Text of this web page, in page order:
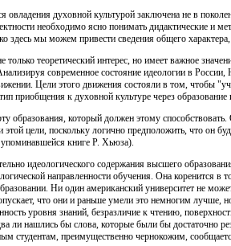
овладения духовной культурой заключена не в
необходимо ясно понимать дидактические и
здесь мы можем привести сведения общего
теоретический интерес, но имеет важное
современное состояние идеологии в
Цели этого движения состояли в том, чтобы
приобщения к духовной культуре через
образования, который должен этому
цели, поскольку логично предположить, что он
книге Р. Хьюза).
идеологического содержания высшего
направленности обучения. Она коренится в
Ни один американский университет не
что они и раньше умели это немногим лучше,
уровня знаний, безразличие к чтению,
ли нашлись бы слова, которые были бы достаточно
студентам, преимущественно чернокожим,